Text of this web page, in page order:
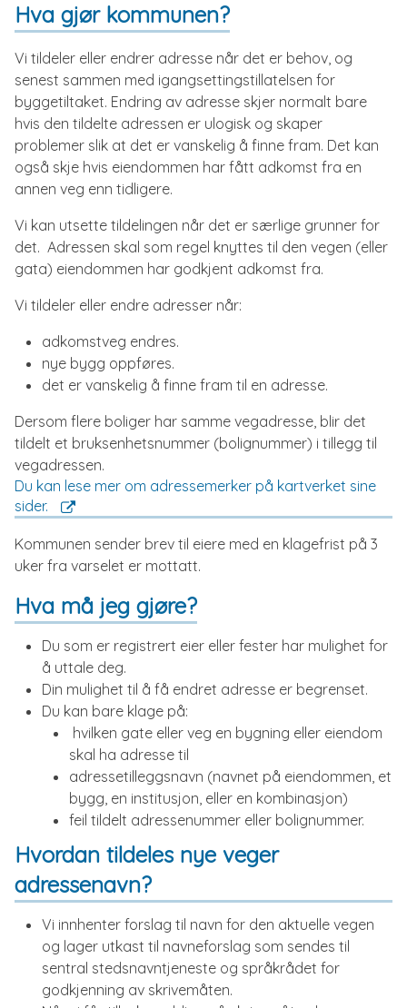
Hva gjør kommunen?
Vi tildeler eller endrer adresse når det er behov, og
senest sammen med igangsettingstillatelsen for
byggetiltaket. Endring av adresse skjer normalt bare
hvis den tildelte adressen er ulogisk og skaper
problemer slik at det er vanskelig å finne fram. Det kan
også skje hvis eiendommen har fått adkomst fra en
annen veg enn tidligere.
Vi kan utsette tildelingen når det er særlige grunner for
det. Adressen skal som regel knyttes til den vegen (eller
gata) eiendommen har godkjent adkomst fra.
Vi tildeler eller endre adresser når:
adkomstveg endres.
nye bygg oppføres.
det er vanskelig å finne fram til en adresse.
Dersom flere boliger har samme vegadresse, blir det
tildelt et bruksenhetsnummer (bolignummer) i tillegg til
vegadressen.
Du kan lese mer om adressemerker på kartverket sine
sider.
Kommunen sender brev til eiere med en klagefrist på 3
uker fra varselet er mottatt.
Hva må jeg gjøre?
Du som er registrert eier eller fester har mulighet for
å uttale deg.
Din mulighet til å få endret adresse er begrenset.
Du kan bare klage på:
hvilken gate eller veg en bygning eller eiendom
skal ha adresse til
adressetilleggsnavn (navnet på eiendommen, et
bygg, en institusjon, eller en kombinasjon)
feil tildelt adressenummer eller bolignummer.
Hvordan tildeles nye veger
adressenavn?
Vi innhenter forslag til navn for den aktuelle vegen
og lager utkast til navneforslag som sendes til
sentral stedsnavntjeneste og språkrådet for
godkjenning av skrivemåten.